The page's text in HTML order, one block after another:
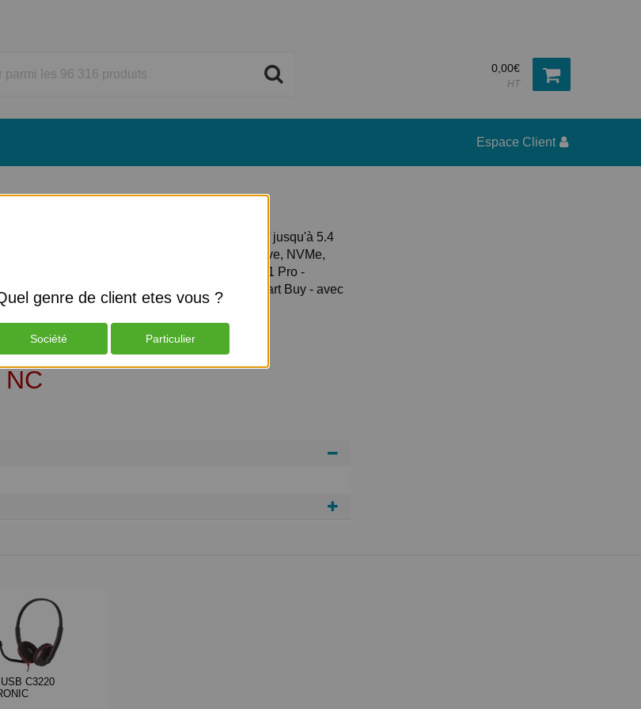
0,00€
HT
Espace Client
AI Workstation - tour 4U - 1 x Core i7 i7-14700 / jusqu'à 5.4
GHz - RAM 32 Go - SSD 1 To - HP Z Turbo Drive, NVMe,
TLC - RTX 2000 Ada - Gigabit Ethernet - Win 11 Pro -
moniteur : aucun - clavier : Français - noir - Smart Buy - avec
Constructeur
NC
C3220
genre de client etes vous ?
Société Particulier